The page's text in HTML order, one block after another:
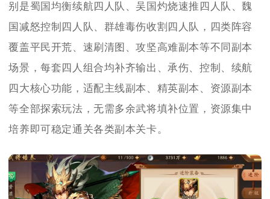
别是蜀国均衡续航四人队、吴国灼烧速推四人队、魏
国减怒控制四人队、群雄毒伤收割四人队，四类阵容
覆盖平民开荒、速刷清图、攻坚高难副本等不同副本
场景，每套四人组合均补齐输出、承伤、控制、续航
四大核心功能，适配主线副本、精英副本、资源副本
等全部探索玩法，无需多余武将填补位置，资源集中
培养即可稳定通关各类副本关卡。